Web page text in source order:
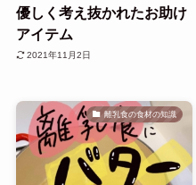
優しく考え抜かれたお助け
アイテム
2021年11月2日
離乳食の食材の知識